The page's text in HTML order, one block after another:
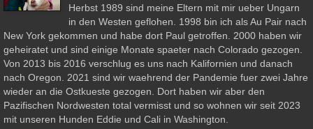
Herbst 1989 sind meine Eltern mit mir ueber Ungarn
in den Westen geflohen. 1998 bin ich als Au Pair nach
New York gekommen und habe dort Paul getroffen. 2000 haben wir
geheiratet und sind einige Monate spaeter nach Colorado gezogen.
Von 2013 bis 2016 verschlug es uns nach Kalifornien und danach
nach Oregon. 2021 sind wir waehrend der Pandemie fuer zwei Jahre
wieder an die Ostkueste gezogen. Dort haben wir aber den
Pazifischen Nordwesten total vermisst und so wohnen wir seit 2023
mit unseren Hunden Eddie und Cali in Washington.